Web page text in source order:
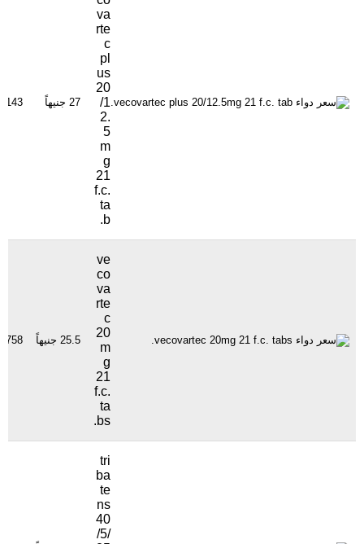
va
rte
c
pl
us
20
/1
2.
5
m
g
21
f.c.
ta
b.
27 جنيهاً 1143 مشاهدة
ve
co
va
rte
c
20
m
g
21
f.c.
ta
bs.
25.5 جنيهاً 758 مشاهدة
tri
ba
te
ns
40
/5/